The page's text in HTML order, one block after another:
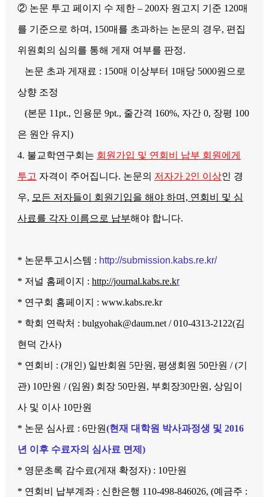
② 논문 투고 페이지 수 제한 – 200자 원고지 기준 120매
를 기준으로 하며, 150매를 초과하는 논문의 경우, 편집
위원회의 심의를 통해 게재 여부를 판정.
논문 초과 게재료 : 150매 이상부터 1매당 5000원으로
상향 조정
(본문 11pt., 인용문 9pt., 줄간격 160%, 자간 0, 장평 100
은 원안 유지)
4. 불교학연구회는 회원가입 및 연회비 납부 회원에게
투고 자격이 주어집니다. 논문의 저자가 2인 이상인 경
우, 모든 저자들이 회원기입을 해야 하며, 연회비 및 심
사료를 각자 이름으로 납부해야 합니다.
* 논문투고시스템 : http://submission.kabs.re.kr/
* 저널 홈페이지 : http://journal.kabs.re.kr
* 연구회 홈페이지 : www.kabs.re.kr
* 학회 연락처 : bulgyohak@daum.net / 010-4313-2122(김
현덕 간사)
* 연회비 : (개인) 일반회원 5만원, 평생회원 50만원 / (기
관) 10만원 / (임원) 회장 50만원, 부회장30만원, 상임이
사 및 이사 10만원
* 논문 심사료 : 6만원(현재 대학원 박사과정생 및 2016
년 이후 수료자의 심사료 면제)
* 영문초록 감수료(게재 확정자) : 10만원
* 연회비 납부계좌 : 신한은행 110-498-846026, (예금주 :